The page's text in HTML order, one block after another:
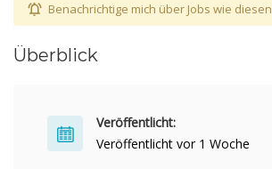
Benachrichtige mich über Jobs wie diesen
Überblick
Veröffentlicht:
Veröffentlicht vor 1 Woche